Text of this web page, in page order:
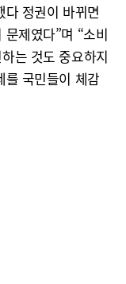
정권이 바뀌면
제였다”며 “소비
는 것도 중요하지
를 국민들이 체감